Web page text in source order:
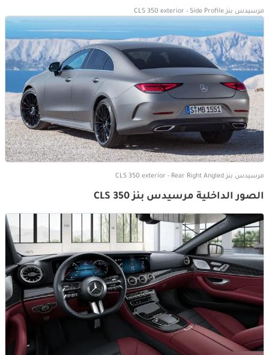
مرسيدس بنز CLS 350 exterior - Side Profile
مرسيدس بنز CLS 350 exterior - Rear Right Angled
الصور الداخلية مرسيدس بنز CLS 350